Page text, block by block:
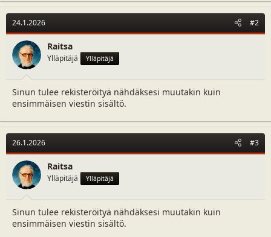
c
t
i
o
n
s
:
24.1.2026 #2
Raitsa
Ylläpitäjä Ylläpitäjä
Sinun tulee rekisteröityä nähdäksesi muutakin kuin
ensimmäisen viestin sisältö.
26.1.2026 #3
Raitsa
Ylläpitäjä Ylläpitäjä
Sinun tulee rekisteröityä nähdäksesi muutakin kuin
ensimmäisen viestin sisältö.